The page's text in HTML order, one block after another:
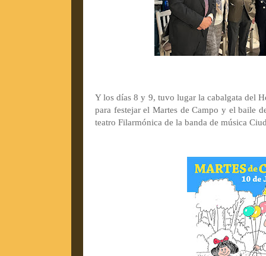
Y los días 8 y 9, tuvo lugar la cabalgata del
para festejar el Martes de Campo y el baile
teatro Filarmónica de la banda de música